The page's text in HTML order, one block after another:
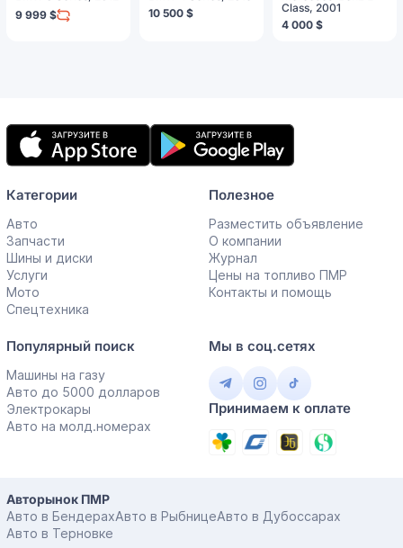
9 999 $ 10 500 $
Class, 2001
4 000 $
Мобильное
приложение
Категории
Авто
Запчасти
Шины и диски
Услуги
Мото
Спецтехника
Полезное
Разместить объявление
О компании
Журнал
Цены на топливо ПМР
Контакты и помощь
Популярный поиск
Машины на газу
Авто до 5000 долларов
Электрокары
Авто на молд.номерах
Мы в соц.сетях
Принимаем к оплате
Авторынок ПМР
Авто в БендерахАвто в РыбницеАвто в Дубоссарах
Авто в Терновке